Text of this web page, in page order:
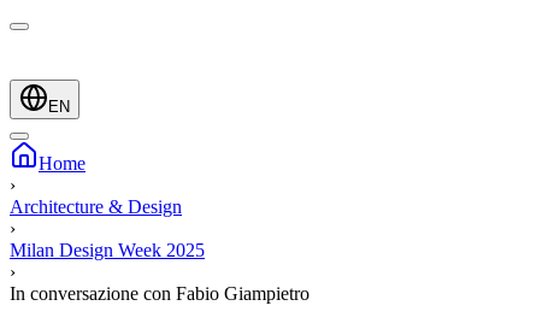
EN
Home
›
Architecture & Design
›
Milan Design Week 2025
›
In conversazione con Fabio Giampietro